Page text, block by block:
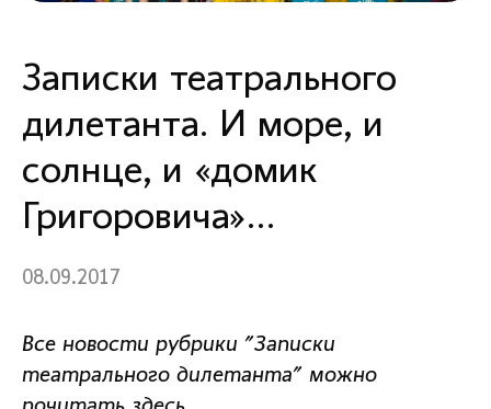
Записки театрального
дилетанта. И море, и
солнце, и «домик
Григоровича»…
08.09.2017
Все новости рубрики "Записки
театрального дилетанта" можно